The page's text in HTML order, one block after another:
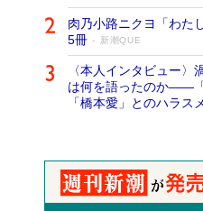
肉乃小路ニクヨ「わた
5冊
新潮QUE
〈本人インタビュー〉
は何を語ったのか――
「橋本愛」とのハラス